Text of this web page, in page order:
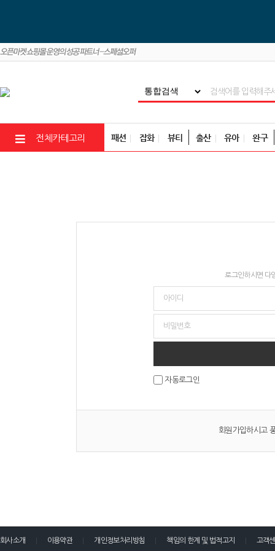
전체카테고리 패션 잡화 뷰티 출산 유아 완구
로그인하시면 다
자동로그인
회원가입하시고
회사소개 이용약관 개인정보처리방침 책임의 한계 및 법적고지 고객